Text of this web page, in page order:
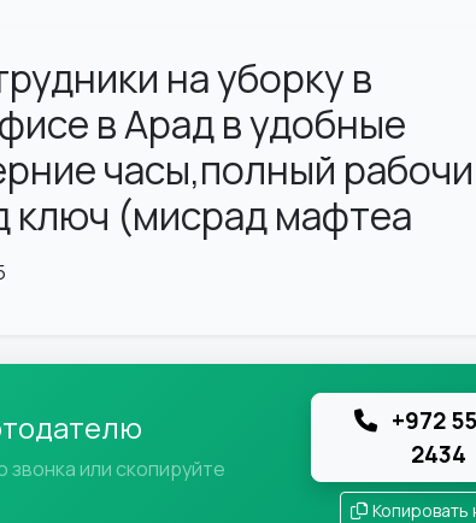
на уборку в
в Арад в удобные
часы,полный
ключ (мисрад мафтеа
или скопируйте
+972
2434
Копировать